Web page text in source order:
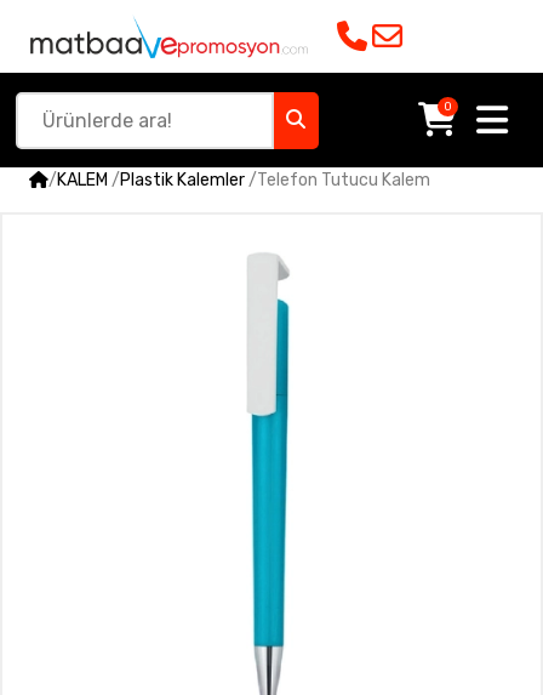
0
/KALEM /Plastik Kalemler/Telefon Tutucu Kalem